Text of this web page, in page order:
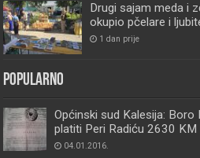
Drugi sajam meda i
okupio pčelare i
1 dan prije
Popularno
Općinski sud Kalesija:
platiti Peri Radiću 2630 KM
04.01.2016.